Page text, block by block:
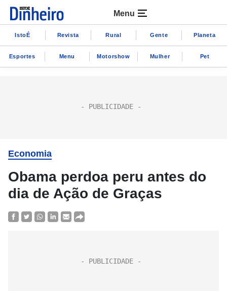
Menu
IstoÉ Revista Rural Gente Planeta
Esportes Menu Motorshow Mulher Pet
Economia
Obama perdoa peru antes do
dia de Ação de Graças